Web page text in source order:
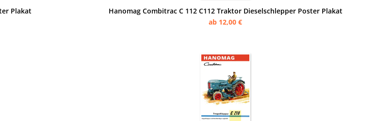
Plakat
Hanomag Combitrac C 112 C112 Traktor Dieselschlepper Poster Plakat
ab 12,00 €